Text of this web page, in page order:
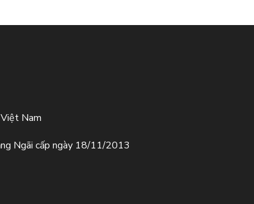
Nam
Ngãi cấp ngày 18/11/2013